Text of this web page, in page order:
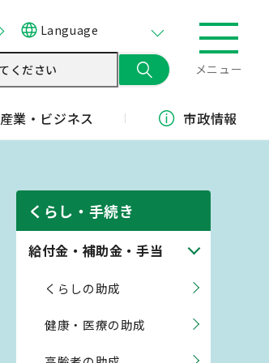
Language
メニュー
産業・ ビジネス 市政情報
くらし・手続き
給付金・補助金・手当
くらしの助成
健康・医療の助成